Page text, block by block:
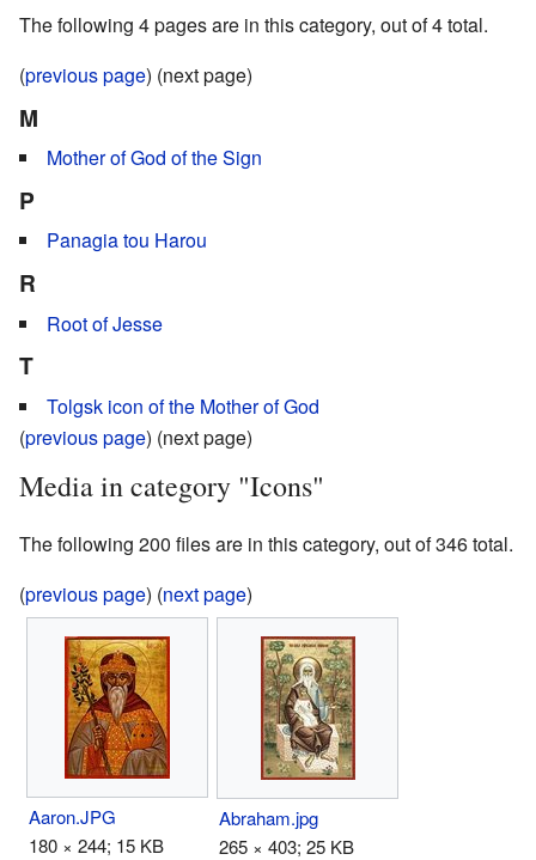
The following 4 pages are in this category, out of 4 total.
(previous page) (next page)
M
Mother of God of the Sign
P
Panagia tou Harou
R
Root of Jesse
T
Tolgsk icon of the Mother of God
(previous page) (next page)
Media in category "Icons"
The following 200 files are in this category, out of 346 total.
(previous page) (next page)
Aaron.JPG
180 × 244; 15 KB
Abraham.jpg
265 × 403; 25 KB